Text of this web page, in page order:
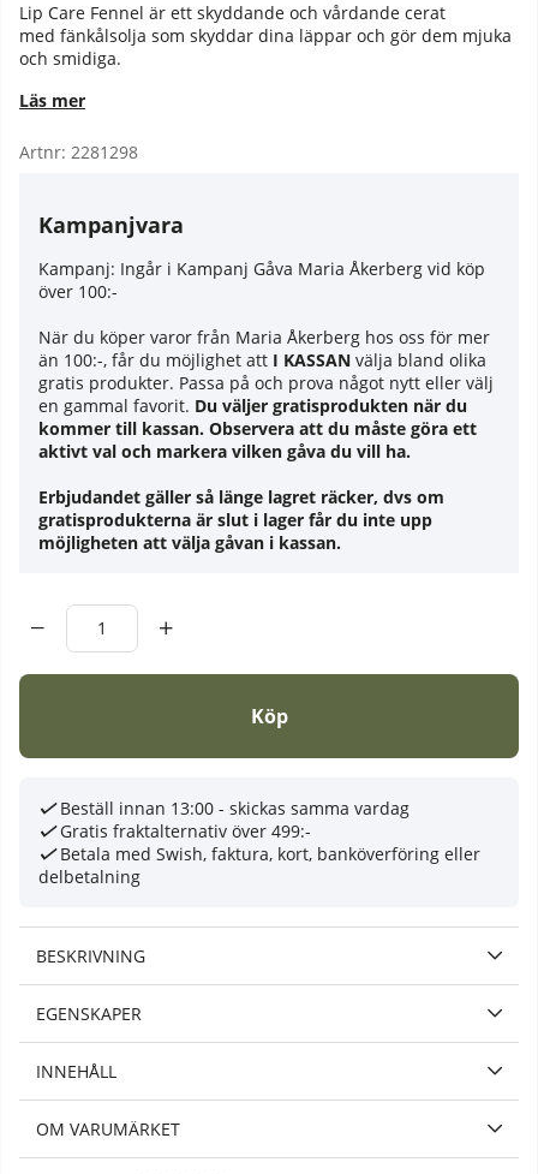
Lip Care Fennel är ett skyddande och vårdande cerat
med fänkålsolja som skyddar dina läppar och gör dem mjuka
och smidiga.
Läs mer
Artnr: 2281298
Kampanjvara
Kampanj: Ingår i Kampanj Gåva Maria Åkerberg vid köp
över 100:-
När du köper varor från Maria Åkerberg hos oss för mer
än 100:-, får du möjlighet att I KASSAN välja bland olika
gratis produkter. Passa på och prova något nytt eller välj
en gammal favorit. Du väljer gratisprodukten när du
kommer till kassan. Observera att du måste göra ett
aktivt val och markera vilken gåva du vill ha.
Erbjudandet gäller så länge lagret räcker, dvs om
gratisprodukterna är slut i lager får du inte upp
möjligheten att välja gåvan i kassan.
Köp
Beställ innan 13:00 - skickas samma vardag
Gratis fraktalternativ över 499:-
Betala med Swish, faktura, kort, banköverföring eller
delbetalning
BESKRIVNING
EGENSKAPER
INNEHÅLL
OM VARUMÄRKET